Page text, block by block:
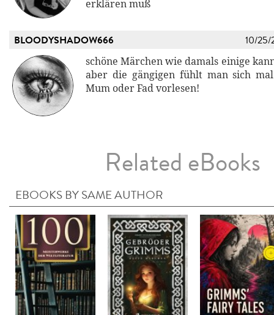
erklären muß
BLOODYSHADOW666 10/25/
schöne Märchen wie damals einige
aber die gängigen fühlt man sich
Mum oder Fad vorlesen!
Related eBooks
EBOOKS BY SAME AUTHOR